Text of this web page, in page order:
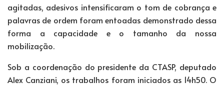
agitadas, adesivos intensificaram o tom de cobrança e
palavras de ordem foram entoadas demonstrado dessa
forma a capacidade e o tamanho da nossa
mobilização.
Sob a coordenação do presidente da CTASP, deputado
Alex Canziani, os trabalhos foram iniciados as 14h50. O